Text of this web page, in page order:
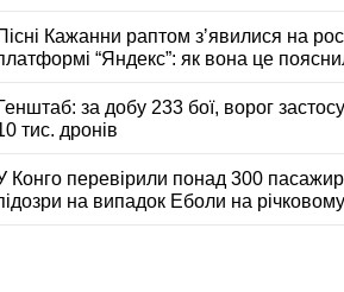
Пісні Кажанни раптом зʼявилися на
“Яндекс”: як вона це
Генштаб: за добу 233 бої, ворог
тис. дронів
Конго перевірили понад 300
на випадок Еболи на річковому